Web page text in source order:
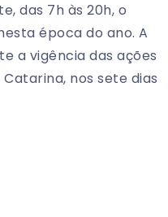
das 7h às 20h, o
época do ano. A
a vigência das ações
nos sete dias